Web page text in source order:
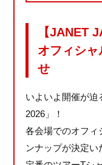
【JANET
オフィシャ
せ
いよいよ開催が迫
2026」！
各会場でのオフィ
ンナップが決定い